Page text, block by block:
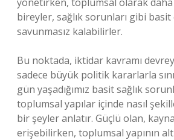
bireyler, sağlık sorunları gibi
savunmasız kalabilirler.
Bu noktada, iktidar kavramı
sadece büyük politik kararlarla
gün yaşadığımız basit sağlık
toplumsal yapılar içinde nasıl
bir şeyler anlatır. Güçlü olan,
erişebilirken, toplumsal yapının alt